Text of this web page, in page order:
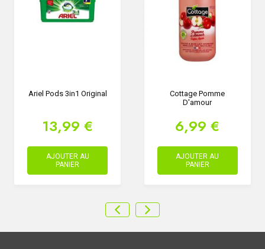
Ariel Pods 3in1 Original
13,99 €
AJOUTER AU
PANIER
Cottage Pomme
D'amour
6,99 €
AJOUTER AU
PANIER